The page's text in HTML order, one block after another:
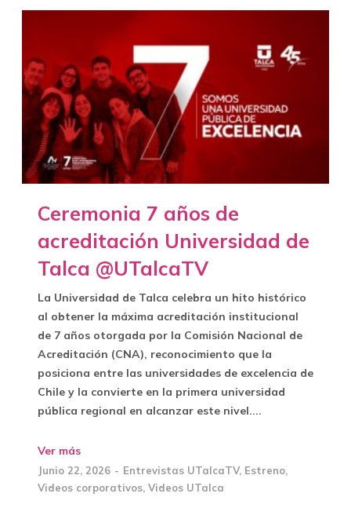
Ceremonia 7 años de
acreditación Universidad de
Talca @UTalcaTV
La Universidad de Talca celebra un hito histórico
al obtener la máxima acreditación institucional
de 7 años otorgada por la Comisión Nacional de
Acreditación (CNA), reconocimiento que la
posiciona entre las universidades de excelencia de
Chile y la convierte en la primera universidad
pública regional en alcanzar este nivel....
Ver más
Junio 22, 2026 Entrevistas UTalcaTV, Estreno,
Videos corporativos, Videos UTalca